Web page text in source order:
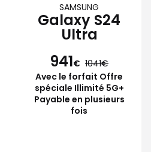
SAMSUNG
Galaxy S24
Ultra
941€ 1041
Avec le forfait Offre
spéciale Illimité 5G+
Payable en plusieurs
fois